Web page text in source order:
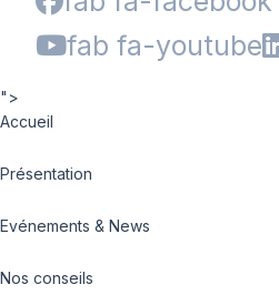
fab fa-youtube
">
Accueil
Présentation
Evénements & News
Nos conseils